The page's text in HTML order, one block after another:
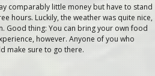
comparably little money but have to stand
hours. Luckily, the weather was quite nice,
Good thing: You can bring your own food
however. Anyone of you who
make sure to go there.